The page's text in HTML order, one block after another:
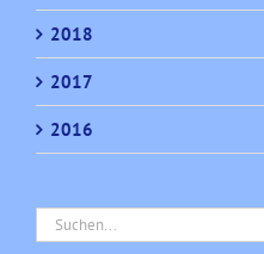
2018
2017
2016
Suche
nach: